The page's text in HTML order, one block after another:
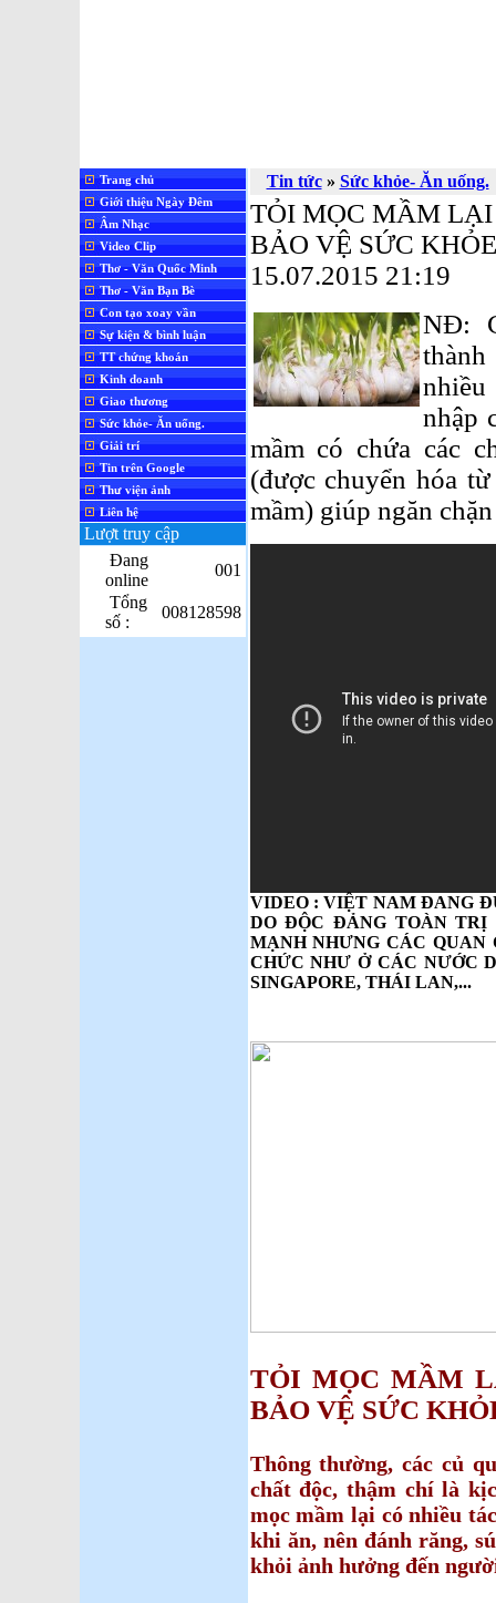
Trang chủ
Giới thiệu Ngày Đêm
Âm Nhạc
Video Clip
Thơ - Văn Quốc Minh
Thơ - Văn Bạn Bè
Con tạo xoay vần
Sự kiện & bình luận
TT chứng khoán
Kinh doanh
Giao thương
Sức khỏe- Ăn uống.
Giải trí
Tin trên Google
Thư viện ảnh
Liên hệ
Lượt truy cập
Đang
online
001
Tổng
số :
008128598
Tin tức» Sức khỏe- Ăn uống.
TỎI MỌC MẦM
BẢO VỆ SỨC KHỎE
15.07.2015 21:19
NĐ:
nhập
mầm có chứa các
(được chuyển hóa
mầm) giúp ngăn
VIDEO : VIỆT NAM ĐANG
DO ĐỘC ĐẢNG TOÀN TRỊ
MẠNH NHƯNG CÁC
CHỨC NHƯ Ở CÁC NƯỚC
SINGAPORE, THÁI LAN,...
TỎI MỌC MẦM
BẢO VỆ SỨC
Thông thường, các củ
chất độc, thậm chí là
mọc mầm lại có nhiều
khi ăn, nên đánh răng,
khỏi ảnh hưởng đến